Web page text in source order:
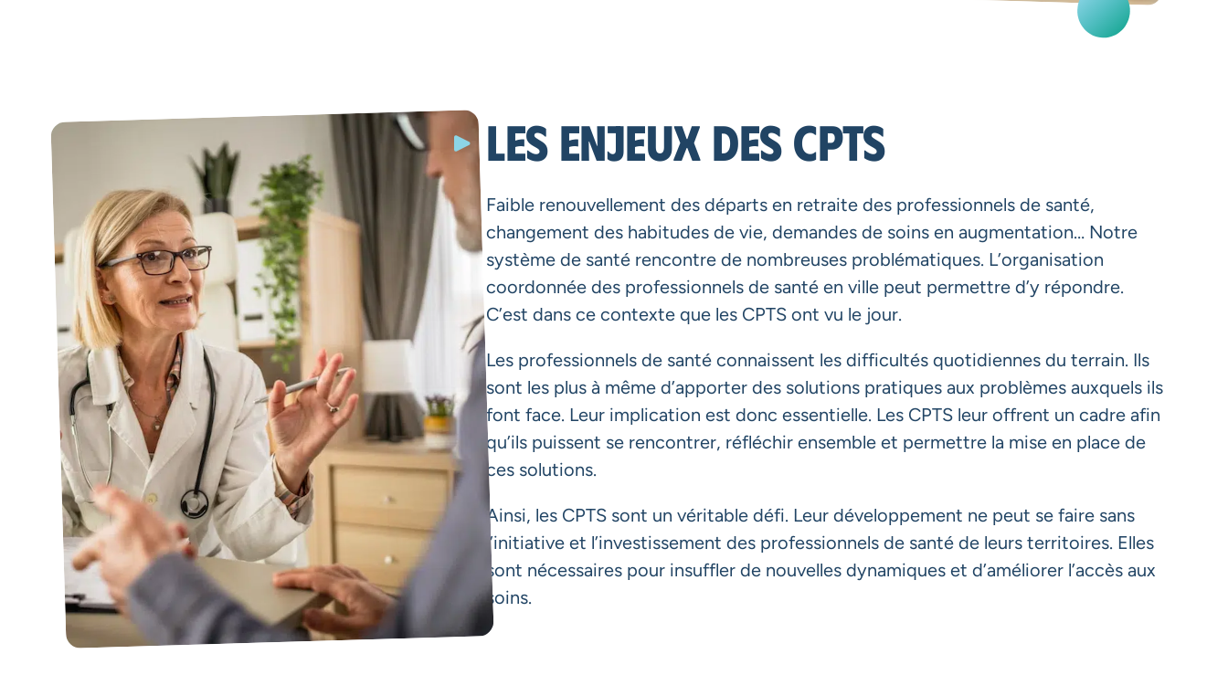
Les enjeux des CPTS
Faible renouvellement des départs en retraite des professionnels de santé,
changement des habitudes de vie, demandes de soins en augmentation… Notre
système de santé rencontre de nombreuses problématiques. L’organisation
coordonnée des professionnels de santé en ville peut permettre d’y répondre.
C’est dans ce contexte que les CPTS ont vu le jour.
Les professionnels de santé connaissent les difficultés quotidiennes du terrain. Ils
sont les plus à même d’apporter des solutions pratiques aux problèmes auxquels ils
font face. Leur implication est donc essentielle. Les CPTS leur offrent un cadre afin
qu’ils puissent se rencontrer, réfléchir ensemble et permettre la mise en place de
ces solutions.
Ainsi, les CPTS sont un véritable défi. Leur développement ne peut se faire sans
l’initiative et l’investissement des professionnels de santé de leurs territoires. Elles
sont nécessaires pour insuffler de nouvelles dynamiques et d’améliorer l’accès aux
soins.